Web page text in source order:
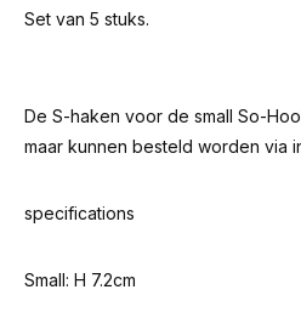
Set van 5 stuks.
De S-haken voor de small So-
maar kunnen besteld worden via
specifications
Small: H 7.2cm